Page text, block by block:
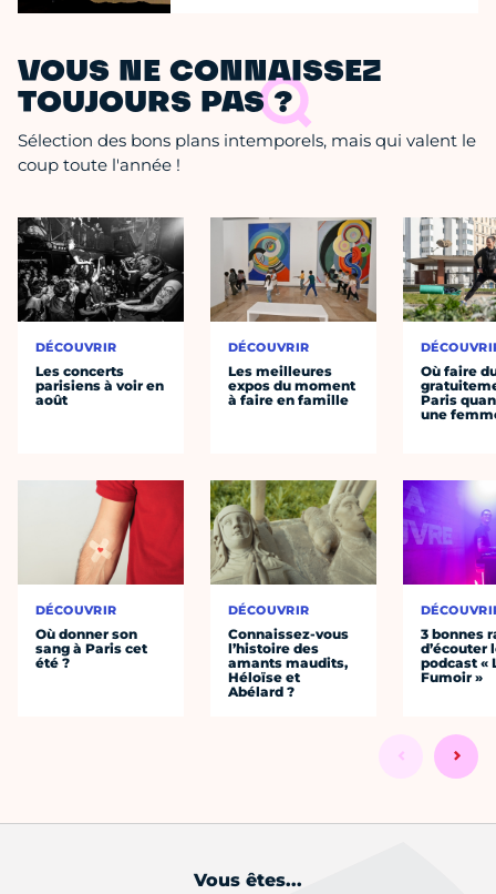
VOUS NE CONNAISSEZ
TOUJOURS PAS ?
Sélection des bons plans intemporels, mais qui valent le
coup toute l'année !
DÉCOUVRIR
Les concerts
parisiens à voir en
août
DÉCOUVRIR
Où donner son
sang à Paris cet
été ?
DÉCOUVRIR
Les meilleures
expos du moment
à faire en famille
DÉCOUVRIR
Connaissez-vous
l’histoire des
amants maudits,
Héloïse et
Abélard ?
Où faire
Paris
une
3 bonnes
d’écouter
podcast «
Fumoir »
Vous êtes...